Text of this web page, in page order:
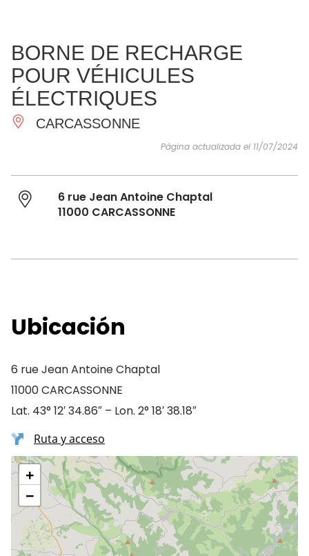
IMPRESCINDIBLES
HACER
INSPIRACIONES
BORNE DE RECHARGE
POUR VÉHICULES
ÉLECTRIQUES
CARCASSONNE
Página actualizada el 11/07/2024
6 rue Jean Antoine Chaptal
11000 CARCASSONNE
Ubicación
6 rue Jean Antoine Chaptal
11000 CARCASSONNE
Lat. 43° 12′ 34.86″ – Lon. 2° 18′ 38.18″
Ruta y acceso
+
−